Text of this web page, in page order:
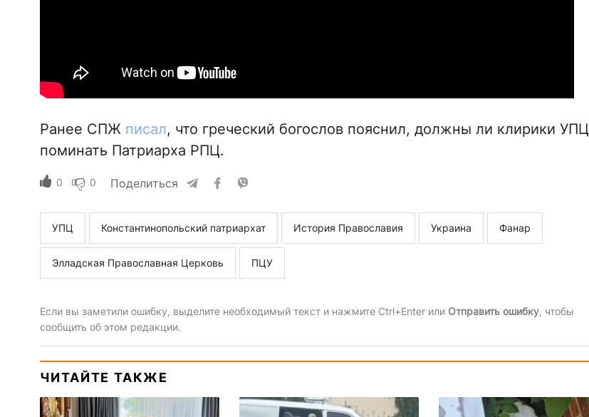
Ранее СПЖ писал, что греческий богослов пояснил, должны ли клирики УПЦ
поминать Патриарха РПЦ.
0 0 Поделиться
УПЦ Константинопольский патриархат История Православия Украина Фанар
Элладская Православная Церковь ПЦУ
Если вы заметили ошибку, выделите необходимый текст и нажмите Ctrl+Enter или Отправить ошибку, чтобы
сообщить об этом редакции.
ЧИТАЙТЕ ТАКЖЕ